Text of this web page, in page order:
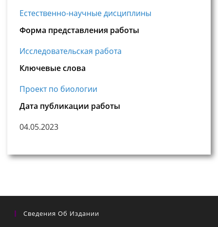
Естественно-научные дисциплины
Форма представления работы
Исследовательская работа
Ключевые слова
Проект по биологии
Дата публикации работы
04.05.2023
Сведения Об Издании